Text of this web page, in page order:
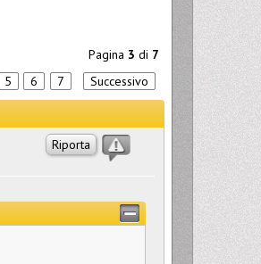
Pagina 3 di 7
5 6 7 Successivo
Riporta